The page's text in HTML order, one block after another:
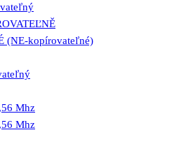
(NE-kopírovateľné)
Mhz
Mhz